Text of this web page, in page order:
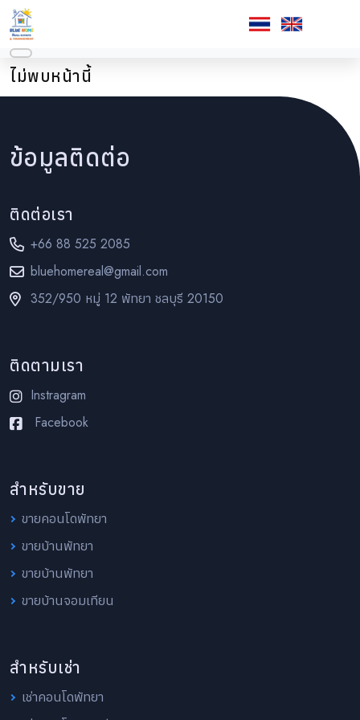
ไม่พบหน้านี้
ข้อมูลติดต่อ
ติดต่อเรา
+66 88 525 2085
bluehomereal@gmail.com
352/950 หมู่ 12 พัทยา ชลบุรี 20150
ติดตามเรา
Instragram
Facebook
สำหรับขาย
ขายคอนโดพัทยา
ขายบ้านพัทยา
ขายบ้านพัทยา
ขายบ้านจอมเทียน
สำหรับเช่า
เช่าคอนโดพัทยา